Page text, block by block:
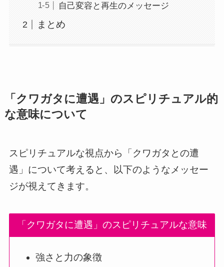
自己変容と再生のメッセージ
まとめ
「クワガタに遭遇」のスピリチュアル的
な意味について
スピリチュアルな視点から「クワガタとの遭
遇」について考えると、以下のようなメッセー
ジが視えてきます。
「クワガタに遭遇」のスピリチュアルな意味
強さと力の象徴